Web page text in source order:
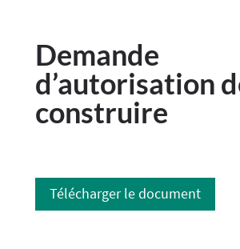
Demande
d’autorisation
construire
Télécharger le document